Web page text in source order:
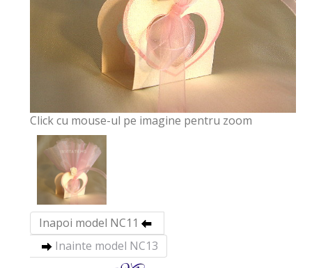
Click cu mouse-ul pe imagine pentru zoom
Inapoi model NC11
Inainte model NC13